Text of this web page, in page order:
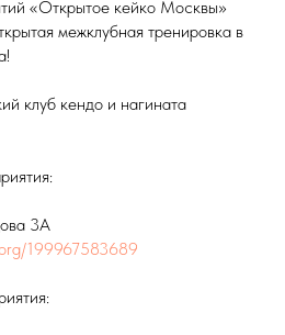
«Открытое кейко Москвы»
межклубная тренировка в
клуб кендо и нагината
3А
199967583689